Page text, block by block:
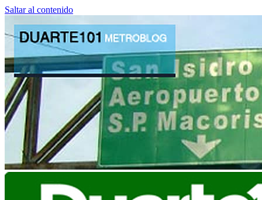
Saltar al contenido